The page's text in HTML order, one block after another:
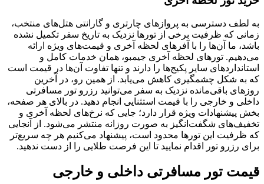
به لطف دسترسی به پروازهای چارتری و گارانتی هتل‌های منتخب،
زمانی که ظرفیت برخی از تورها نزدیک به تاریخ سفر تکمیل نشده
باشد، ما آن‌ها را با آفرهای لحظه آخری و قیمت‌های ویژه ارائه
می‌دهیم. تورهای لحظه آخری جیمبو، همان خدمات کامل و
استانداردهای سایر پکیج‌ها را دارند و تنها تفاوت آن‌ها در قیمت است
که به شکل چشمگیری کاهش می‌یابد. از همین رو، در آخرین
روزهای باقی‌مانده نزدیک به سفر می‌توانید رزرو تور مسافرتی
داخلی و خارجی را با قیمت استثنایی انجام دهید. در بالای هر صفحه،
بخش پیشنهادات ویژه قرار دارد؛ جایی که نرخ‌های لحظه آخری و
تخفیف‌های شگفت‌انگیز به صورت روزانه منتشر می‌شود. از آنجایی
که ظرفیت این تورها محدود است، پیشنهاد می‌کنیم هر چه سریع‌تر
برای رزرو تور اقدام نمایید تا این فرصت طلایی را از دست ندهید.
قیمت تور مسافرتی داخلی و خارجی